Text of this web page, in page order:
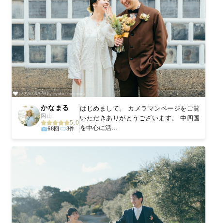
撮影後は、独自の編集技術で写真の明るさや色合いを丁寧に調
整。自然な雰囲気を残しつつも、おしゃれで洗練された仕上がり
に。きっと「こんな写真を撮ってほしかった！」と思える一枚に
出会えます。まずは、ラブグラフの撮影事例をご覧ください。
かなまる
岡山
5.0
68回 3件
はじめまして。 カメラマンページをご覧
いただきありがとうございます。 中四国
を中心に活...